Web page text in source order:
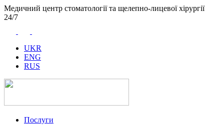
Медичний центр стоматології та щелепно-лицевої хірургії
24/7
UKR
ENG
RUS
Послуги